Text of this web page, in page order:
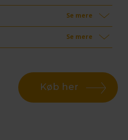
Se mere
Se mere
Køb her